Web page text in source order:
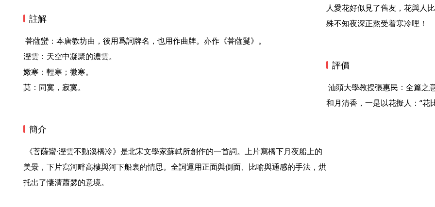
註解
溼雲：天空中凝聚的濃雲。
嫩寒：輕寒；微寒。
莫：同寞，寂寞。
簡介
美景，下片寫河畔高樓與河下船裏的情思。全詞運用正面與側面、比喻與通感的手法，烘
托出了悽清蕭瑟的意境。
人愛花好似見了舊友，花與人
殊不知夜深正熬受着寒冷哩！
評價
和月清香，一是以花擬人：“花